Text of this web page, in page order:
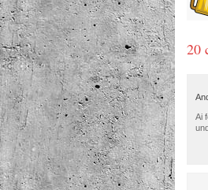
20
Ai